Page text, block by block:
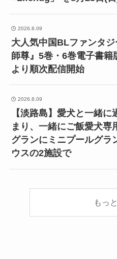
2026.8.09
時間に追われず、丸ごと
光、レジャー施設でクラ
と、変わった形のサウナ
AWAJI」のお得な素泊ま
2026.8.09
フロムアースキッズ × 地
もたちの「自育」イベ
×Lifehug」 を8月23日(
2026.8.09
大人気中国BLファンタ